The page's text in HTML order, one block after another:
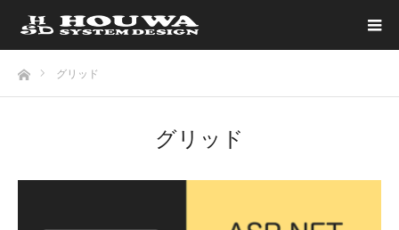
ホームグリッド
グリッド